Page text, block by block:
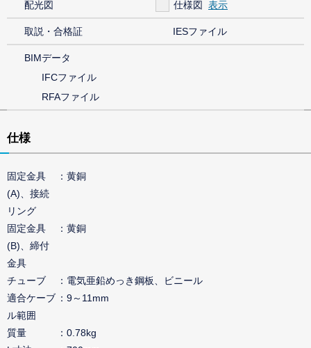
配光図 仕様図
取説・合格証 IESファイル
BIMデータ
IFCファイル
RFAファイル
仕様
固定金具
(A)、接続
リング
黄銅
固定金具
(B)、締付
金具
黄銅
チューブ
電気亜鉛めっき鋼板、ビニール
適合ケーブ
ル範囲
9～11mm
質量
0.78kg